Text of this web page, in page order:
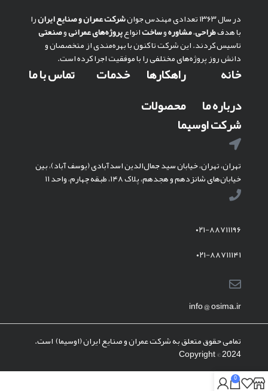
در سال ۱۳۶۳ تعدادی مهندس جوان شركت عمران و صنايع ايرانرا
با هدفطراحی،مشاورهوساختانواعپروژه‌های عمرانیوصنعتی
تاسیس کردند. این شرکت تا کنون با بهره‌مندی از متخصصان و
دانش روز پروژه‌های مختلفی را با موفقیت اجرا کرده است.
خانه
درباره ما
راهکارها
محصولات
خدمات تماس با ما
شرکت اوسیما
تهران، تهران، خیابان سید جمال‌الدین اسدآبادی (یوسف آباد)، بین
خیابان‌های شانزدهم و هجدهم، پلاک ۱۴۸، طبقه چهارم، واحد ۱۱
۰۲۱-۸۸۷۱۱۱۹۶
۰۲۱-۸۸۷۱۱۱۴۱
info @ osima.ir
تمامی حقوق متعلق به شرکت عمران و صنایع ایران (اوسیما) است.
Copyright © 2024
0